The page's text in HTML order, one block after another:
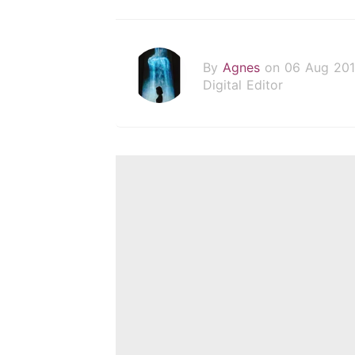
By Agnes on 06 Aug
Digital Editor